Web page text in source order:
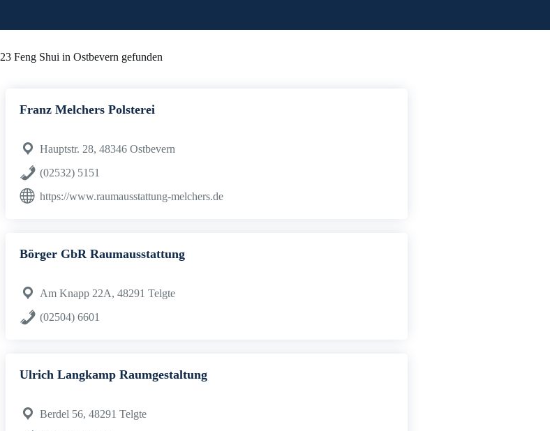
23 Feng Shui in Ostbevern gefunden
Franz Melchers Polsterei
Hauptstr. 28, 48346 Ostbevern
(02532) 5151
https://www.raumausstattung-melchers.de
Börger GbR Raumausstattung
Am Knapp 22A, 48291 Telgte
(02504) 6601
Ulrich Langkamp Raumgestaltung
Berdel 56, 48291 Telgte